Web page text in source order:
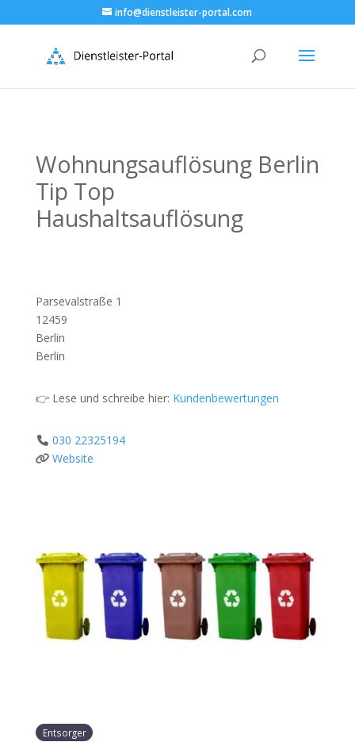
info@dienstleister-portal.com
Wohnungsauflösung Berlin
Tip Top
Haushaltsauflösung
Parsevalstraße 1
12459
Berlin
Berlin
👉 Lese und schreibe hier: Kundenbewertungen
030 22325194
Website
Entsorger